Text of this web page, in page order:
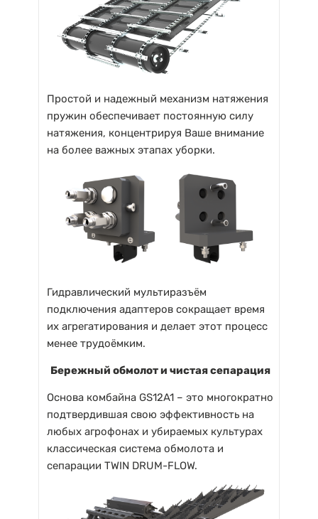
Простой и надежный механизм натяжения
пружин обеспечивает постоянную силу
натяжения, концентрируя Ваше внимание
на более важных этапах уборки.
Гидравлический мультиразъём
подключения адаптеров сокращает время
их агрегатирования и делает этот процесс
менее трудоёмким.
Бережный обмолот и чистая сепарация
Основа комбайна GS12A1 – это многократно
подтвердившая свою эффективность на
любых агрофонах и убираемых культурах
классическая система обмолота и
сепарации TWIN DRUM-FLOW.